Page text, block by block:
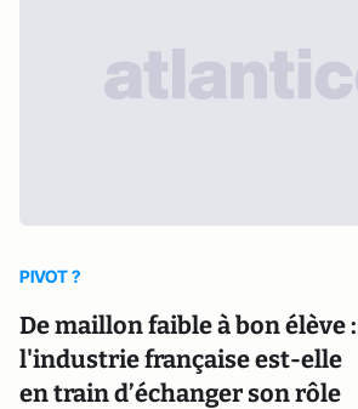
PIVOT ?
De maillon faible à bon élève :
l'industrie française est-elle
en train d’échanger son rôle